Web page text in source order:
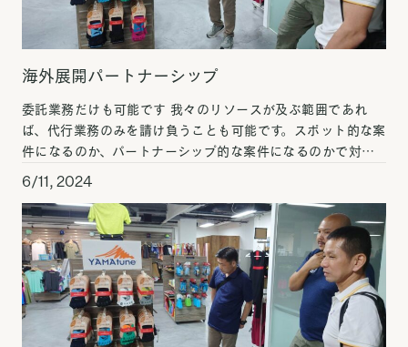
海外展開パートナーシップ
委託業務だけも可能です 我々のリソースが及ぶ範囲であれ
ば、代行業務のみを請け負うことも可能です。スポット的な案
件になるのか、パートナーシップ的な案件になるのかで対応
6/11, 2024